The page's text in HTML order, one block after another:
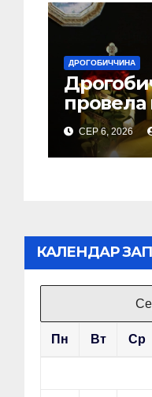
ДРОГОБИЧЧИНА
провела
земну
СЕР 6, 2026
КАЛЕНДАР
Пн Вт Ср